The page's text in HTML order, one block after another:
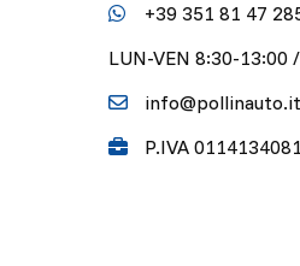
+39 351 81 47
LUN-VEN 8:30-13:00
info@pollinauto.it
P.IVA